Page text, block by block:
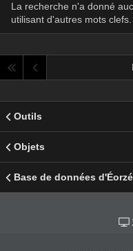
La recherche n'a donné
utilisant d'autres mots clefs.
Outils
Objets
Base de données